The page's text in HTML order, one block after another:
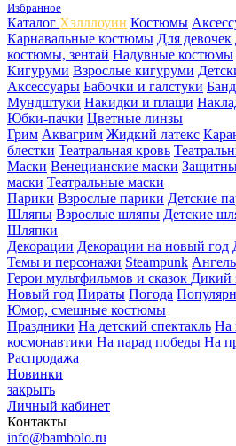
Избранное
Каталог Хэлллоуин Костюмы
Карнавальные костюмы Для девочек
костюмы, зентай Надувные костюмы
Кигуруми Взрослые кигуруми
Аксессуары Бабочки и галстуки
Мундштуки Накидки и плащи
Юбки-пачки Цветные линзы
Грим Аквагрим Жидкий латекс
блестки Театральная кровь
Маски Венецианские маски
маски Театральные маски
Парики Взрослые парики Детские
Шляпы Взрослые шляпы Детские
Шляпки
Декорации Декорации на новый год
Темы и персонажи Steampunk
Герои мультфильмов и сказок Дикий
Новый год Пираты Погода
Юмор, смешные костюмы
Праздники На детский спектакль На
космонавтики На парад победы На
Распродажа
Новинки
закрыть
Личный кабинет
Контакты
info@bambolo.ru